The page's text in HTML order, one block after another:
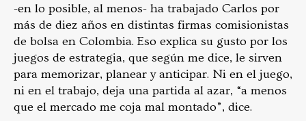
-en lo posible, al menos- ha trabajado Carlos por
más de diez años en distintas firmas comisionistas
de bolsa en Colombia. Eso explica su gusto por los
juegos de estrategia, que según me dice, le sirven
para memorizar, planear y anticipar. Ni en el juego,
ni en el trabajo, deja una partida al azar, “a menos
que el mercado me coja mal montado”, dice.